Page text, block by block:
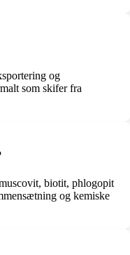
og
som skifer fra
biotit, phlogopit
og kemiske